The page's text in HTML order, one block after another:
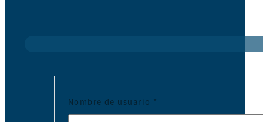
Nombre de usuario *